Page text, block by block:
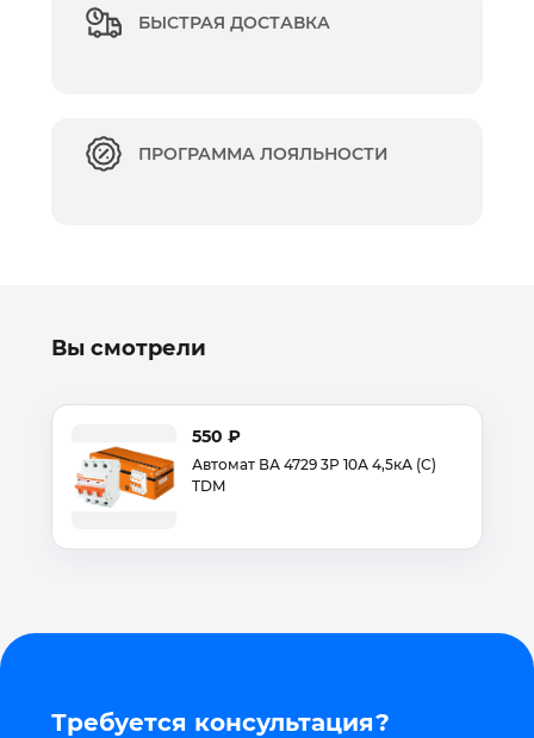
БЫСТРАЯ ДОСТАВКА
ПРОГРАММА ЛОЯЛЬНОСТИ
Вы смотрели
550 ₽
Автомат ВА 4729 3Р 10А 4,5кА (С)
TDM
Требуется консультация?